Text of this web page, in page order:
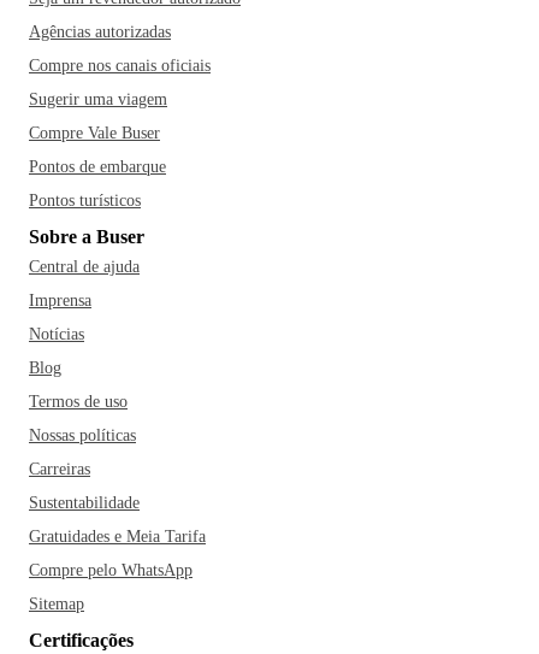
Agências autorizadas
Compre nos canais oficiais
Sugerir uma viagem
Compre Vale Buser
Pontos de embarque
Pontos turísticos
Sobre a Buser
Central de ajuda
Imprensa
Notícias
Blog
Termos de uso
Nossas políticas
Carreiras
Sustentabilidade
Gratuidades e Meia Tarifa
Compre pelo WhatsApp
Sitemap
Certificações